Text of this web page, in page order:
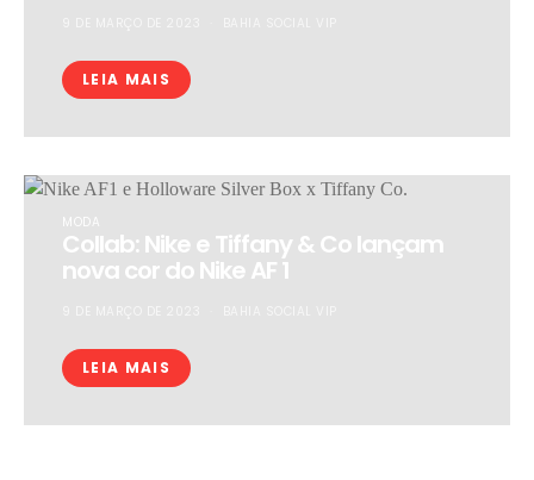
LEIA MAIS
MODA
Collab: Nike e Tiffany & Co lançam
nova cor do Nike AF 1
LEIA MAIS